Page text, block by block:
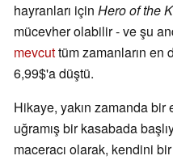
hayranları için Hero of the
mücevher olabilir - ve şu
mevcuttüm zamanların en
6,99$'a düştü.
Hikaye, yakın zamanda bir
uğramış bir kasabada
maceracı olarak, kendini